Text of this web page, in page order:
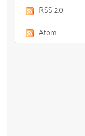
RSS 2.0
Atom